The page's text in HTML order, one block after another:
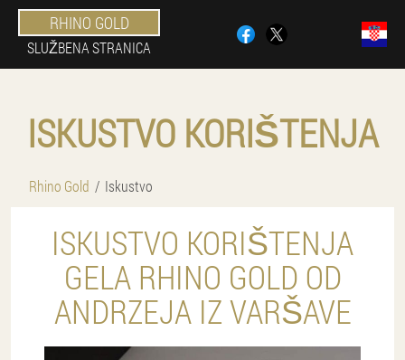
RHINO GOLD
SLUŽBENA STRANICA
ISKUSTVO KORIŠTENJA
Rhino Gold Iskustvo
ISKUSTVO KORIŠTENJA
GELA RHINO GOLD OD
ANDRZEJA IZ VARŠAVE